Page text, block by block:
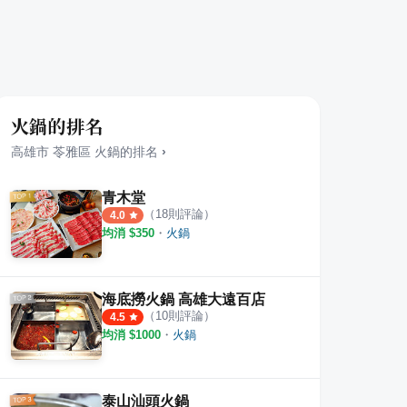
火鍋的排名
高雄市 苓雅區 火鍋的排名 ›
青木堂
4.0 （ 18則評論）
均消 $350 ・ 火鍋
海底撈火鍋 高雄大遠百店
4.5 （ 10則評論）
均消 $1000 ・ 火鍋
泰山汕頭火鍋